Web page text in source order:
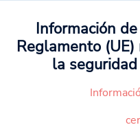
Información
Reglamento
la